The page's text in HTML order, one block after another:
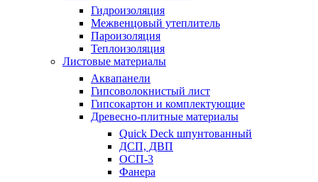
Гидроизоляция
Межвенцовый утеплитель
Пароизоляция
Теплоизоляция
Листовые материалы
Аквапанели
Гипсоволокнистый лист
Гипсокартон и комплектующие
Древесно-плитные материалы
Quick Deck шпунтованный
ДСП, ДВП
ОСП-3
Фанера